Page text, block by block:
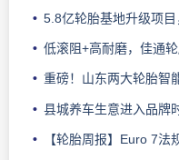
5.8亿轮胎基地升级项
低滚阻+高耐磨，佳通
重磅！山东两大轮胎智
县城养车生意进入品牌时
【轮胎周报】Euro 7法规将至；米其林上半年